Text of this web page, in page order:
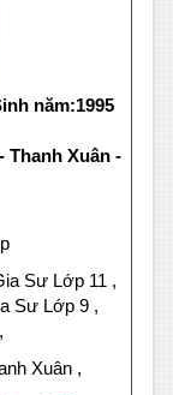
năm:1995
Thanh Xuân -
Sư Lớp 11 ,
Sư Lớp 9 ,
Xuân ,